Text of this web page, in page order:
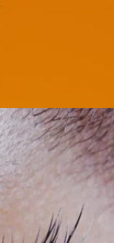
అవి
ఇది రెప్పల దగ్గర